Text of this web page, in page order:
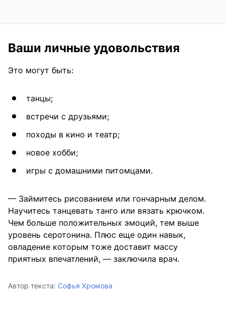
Ваши личные удовольствия
Это могут быть:
танцы;
встречи с друзьями;
походы в кино и театр;
новое хобби;
игры с домашними питомцами.
— Займитесь рисованием или гончарным делом.
Научитесь танцевать танго или вязать крючком.
Чем больше положительных эмоций, тем выше
уровень серотонина. Плюс еще один навык,
овладение которым тоже доставит массу
приятных впечатлений, — заключила врач.
Автор текста: Софья Хромова